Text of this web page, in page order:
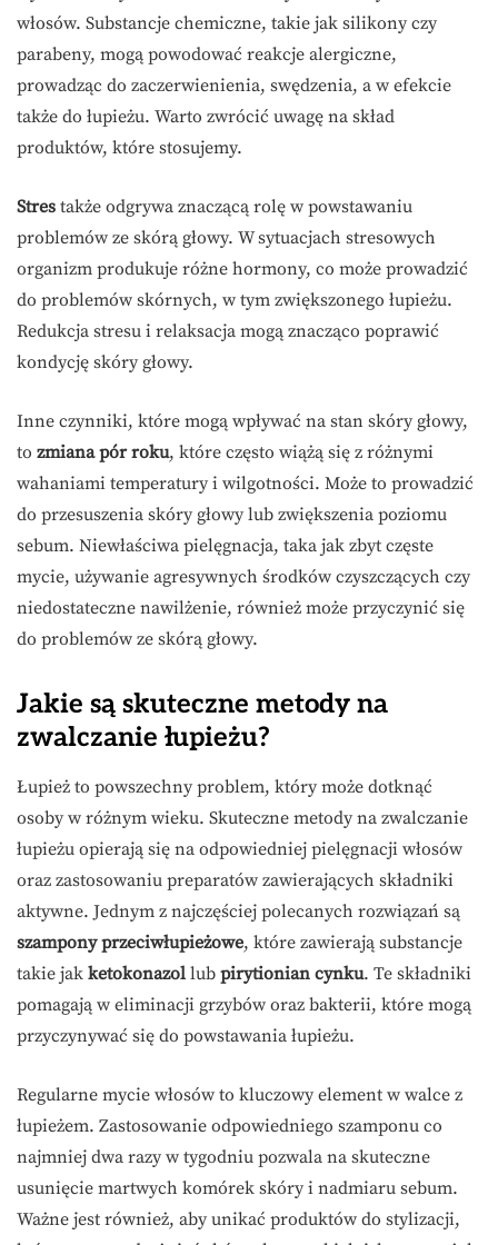
włosów. Substancje chemiczne, takie jak silikony czy
parabeny, mogą powodować reakcje alergiczne,
prowadząc do zaczerwienienia, swędzenia, a w efekcie
także do łupieżu. Warto zwrócić uwagę na skład
produktów, które stosujemy.
Stres także odgrywa znaczącą rolę w powstawaniu
problemów ze skórą głowy. W sytuacjach stresowych
organizm produkuje różne hormony, co może prowadzić
do problemów skórnych, w tym zwiększonego łupieżu.
Redukcja stresu i relaksacja mogą znacząco poprawić
kondycję skóry głowy.
Inne czynniki, które mogą wpływać na stan skóry głowy,
to zmiana pór roku, które często wiążą się z różnymi
wahaniami temperatury i wilgotności. Może to prowadzić
do przesuszenia skóry głowy lub zwiększenia poziomu
sebum. Niewłaściwa pielęgnacja, taka jak zbyt częste
mycie, używanie agresywnych środków czyszczących czy
niedostateczne nawilżenie, również może przyczynić się
do problemów ze skórą głowy.
Jakie są skuteczne metody na
zwalczanie łupieżu?
Łupież to powszechny problem, który może dotknąć
osoby w różnym wieku. Skuteczne metody na zwalczanie
łupieżu opierają się na odpowiedniej pielęgnacji włosów
oraz zastosowaniu preparatów zawierających składniki
aktywne. Jednym z najczęściej polecanych rozwiązań są
szampony przeciwłupieżowe, które zawierają substancje
takie jak ketokonazol lub pirytionian cynku. Te składniki
pomagają w eliminacji grzybów oraz bakterii, które mogą
przyczynywać się do powstawania łupieżu.
Regularne mycie włosów to kluczowy element w walce z
łupieżem. Zastosowanie odpowiedniego szamponu co
najmniej dwa razy w tygodniu pozwala na skuteczne
usunięcie martwych komórek skóry i nadmiaru sebum.
Ważne jest również, aby unikać produktów do stylizacji,